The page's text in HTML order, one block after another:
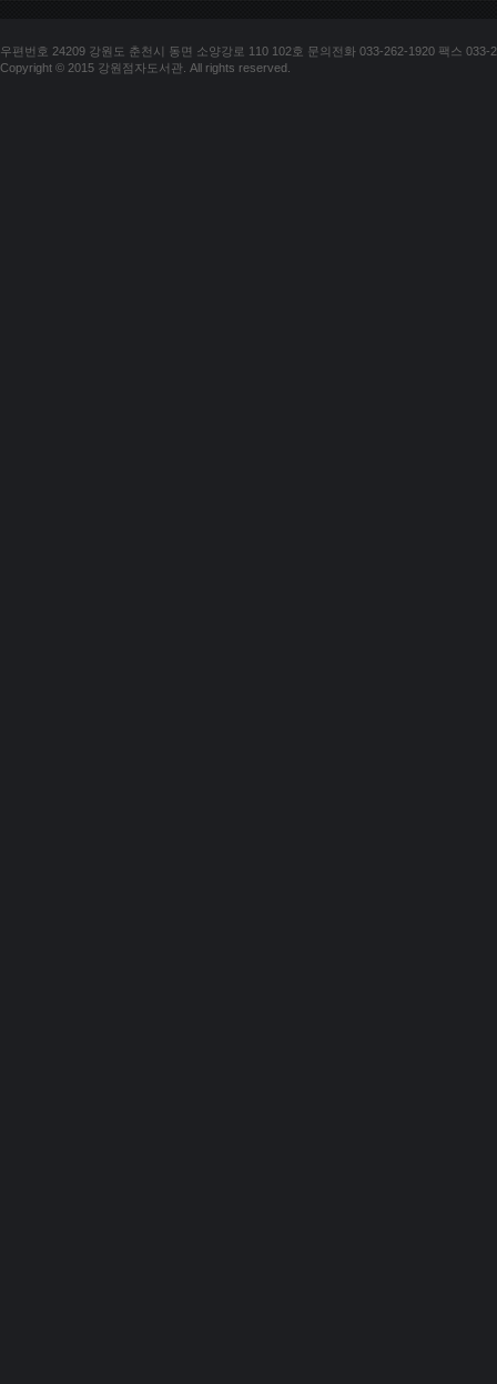
우편번호 24209 강원도 춘천시 동면 소양강로 110 102호 문의전화 033-262-1920 팩스 033-
Copyright © 2015 강원점자도서관. All rights reserved.